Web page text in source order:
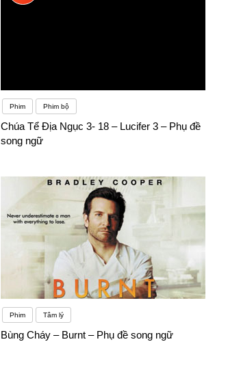
Phim Phim bộ
Chúa Tể Địa Ngục 3- 18 – Lucifer 3 – Phụ đề
song ngữ
Phim Tâm lý
Bùng Cháy – Burnt – Phụ đề song ngữ